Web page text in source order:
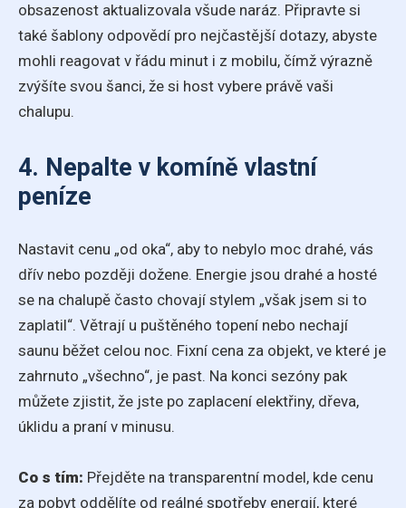
obsazenost aktualizovala všude naráz. Připravte si
také šablony odpovědí pro nejčastější dotazy, abyste
mohli reagovat v řádu minut i z mobilu, čímž výrazně
zvýšíte svou šanci, že si host vybere právě vaši
chalupu.
4. Nepalte v komíně vlastní
peníze
Nastavit cenu „od oka“, aby to nebylo moc drahé, vás
dřív nebo později dožene. Energie jsou drahé a hosté
se na chalupě často chovají stylem „však jsem si to
zaplatil“. Větrají u puštěného topení nebo nechají
saunu běžet celou noc. Fixní cena za objekt, ve které je
zahrnuto „všechno“, je past. Na konci sezóny pak
můžete zjistit, že jste po zaplacení elektřiny, dřeva,
úklidu a praní v minusu.
Co s tím: Přejděte na transparentní model, kde cenu
za pobyt oddělíte od reálné spotřeby energií, které